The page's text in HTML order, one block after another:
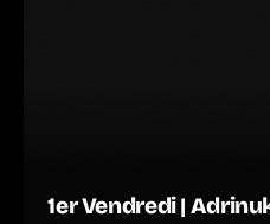
1er Vendredi |